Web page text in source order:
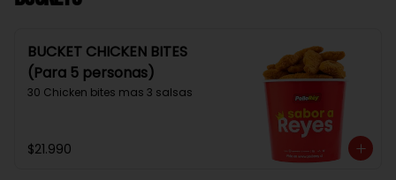
BUCKET CHICKEN BITES
(Para 5 personas)
30 Chicken bites mas 3 salsas
$21.990